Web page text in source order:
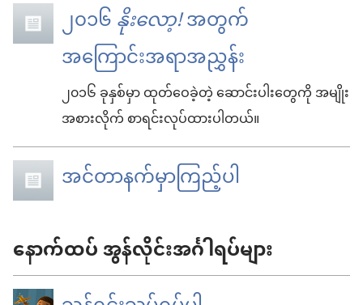
၂၀၁၆နိုးလော့!အတွက်
အကြောင်းအရာအညွှန်း
၂၀၁၆ ခုနှစ်မှာ ထုတ်ဝေခဲ့တဲ့ ဆောင်းပါးတွေကို အမျိုး
အစားလိုက် စာရင်းလုပ်ထားပါတယ်။
အင်တာနက်မှာကြည့်ပါ
နောက်ထပ် အွန်လိုင်းအင်္ဂါရပ်များ